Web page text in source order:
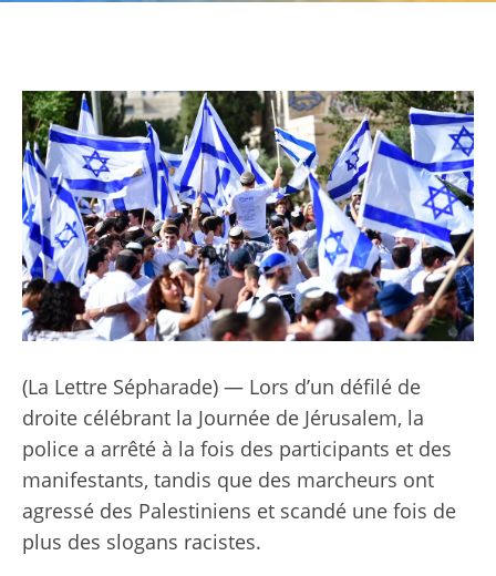
(La Lettre Sépharade) — Lors d’un défilé de
droite célébrant la Journée de Jérusalem, la
police a arrêté à la fois des participants et des
manifestants, tandis que des marcheurs ont
agressé des Palestiniens et scandé une fois de
plus des slogans racistes.